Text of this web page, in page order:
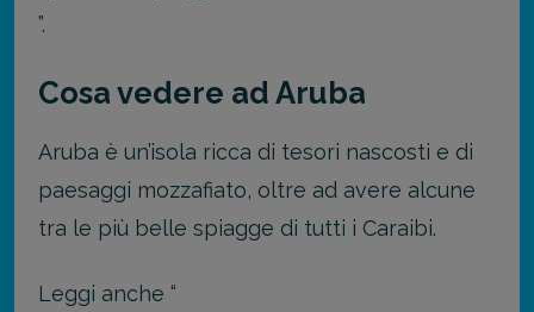
”.
Cosa vedere ad Aruba
Aruba è un’isola ricca di tesori nascosti e di
paesaggi mozzafiato, oltre ad avere alcune
tra le più belle spiagge di tutti i Caraibi.
Leggi anche “